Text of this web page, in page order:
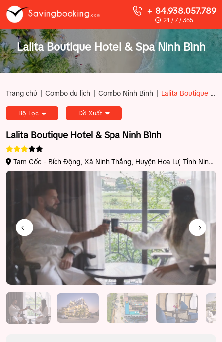
+ 84.938.057.789
24 / 7 / 365
Lalita Boutique Hotel & Spa Ninh Bình
Trang chủ | Combo du lịch | Combo Ninh Bình | Lalita Boutique Hotel & Spa Ninh Bình
Bộ Lọc Đề Xuất
Lalita Boutique Hotel & Spa Ninh Bình
Tam Cốc - Bích Động, Xã Ninh Thắng, Huyện Hoa Lư, Tỉnh Ninh
Bình